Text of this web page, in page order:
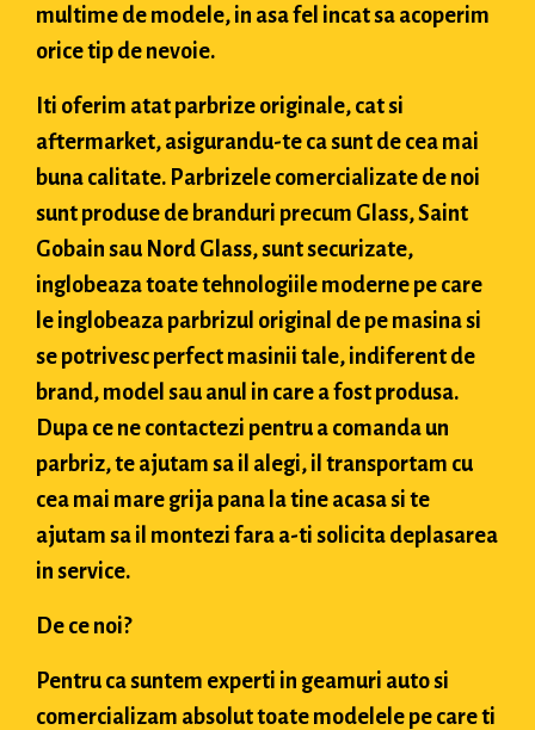
multime de modele, in asa fel incat sa acoperim
orice tip de nevoie.
Iti oferim atat parbrize originale, cat si
aftermarket, asigurandu-te ca sunt de cea mai
buna calitate. Parbrizele comercializate de noi
sunt produse de branduri precum Glass, Saint
Gobain sau Nord Glass, sunt securizate,
inglobeaza toate tehnologiile moderne pe care
le inglobeaza parbrizul original de pe masina si
se potrivesc perfect masinii tale, indiferent de
brand, model sau anul in care a fost produsa.
Dupa ce ne contactezi pentru a comanda un
parbriz, te ajutam sa il alegi, il transportam cu
cea mai mare grija pana la tine acasa si te
ajutam sa il montezi fara a-ti solicita deplasarea
in service.
De ce noi?
Pentru ca suntem experti in geamuri auto si
comercializam absolut toate modelele pe care ti